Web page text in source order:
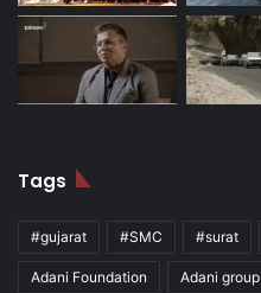
Tags
#gujarat #SMC #surat
Adani Foundation Adani group